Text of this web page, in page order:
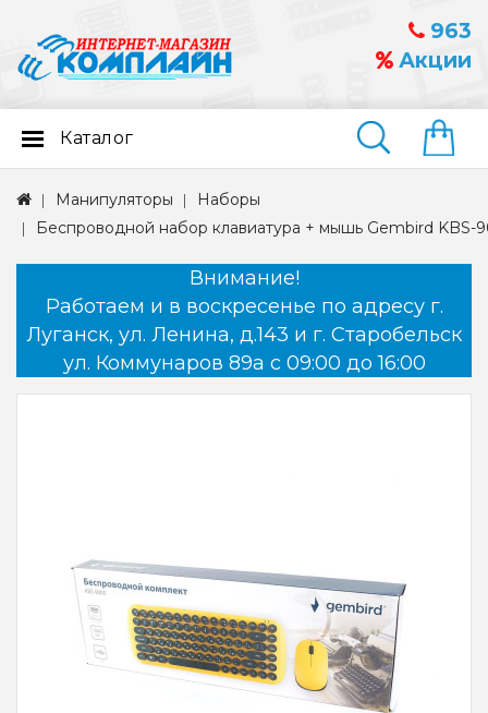
963
Акции
Найти
Каталог
Манипуляторы
Наборы
Беспроводной набор клавиатура + мышь Gembird KBS-
Внимание!
Работаем и в воскресенье по адресу г.
Луганск, ул. Ленина, д.143 и г. Старобельск
ул. Коммунаров 89а с 09:00 до 16:00